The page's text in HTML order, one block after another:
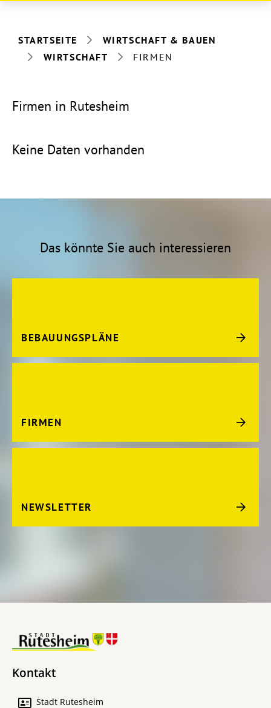
STARTSEITE
WIRTSCHAFT & BAUEN
WIRTSCHAFT
FIRMEN
Firmen in Rutesheim
Keine Daten vorhanden
Das könnte Sie auch interessieren
BEBAUUNGSPLÄNE
FIRMEN
NEWSLETTER
Kontakt
Stadt Rutesheim